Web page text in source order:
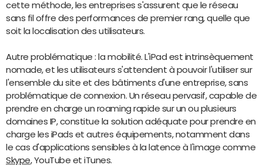
cette méthode, les entreprises s'assurent que le réseau
sans fil offre des performances de premier rang, quelle que
soit la localisation des utilisateurs.
Autre problématique : la mobilité. L'iPad est intrinsèquement
nomade, et les utilisateurs s'attendent à pouvoir l'utiliser sur
l'ensemble du site et des bâtiments d'une entreprise, sans
problématique de connexion. Un réseau pervasif, capable de
prendre en charge un roaming rapide sur un ou plusieurs
domaines IP, constitue la solution adéquate pour prendre en
charge les iPads et autres équipements, notamment dans
le cas d'applications sensibles à la latence à l'image comme
Skype, YouTube et iTunes.